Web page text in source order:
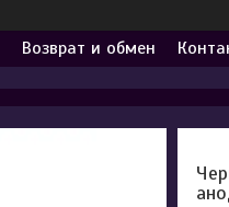
Возврат и обмен